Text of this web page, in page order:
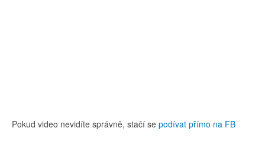
Pokud video nevidíte správně, stačí se podívat přímo na FB